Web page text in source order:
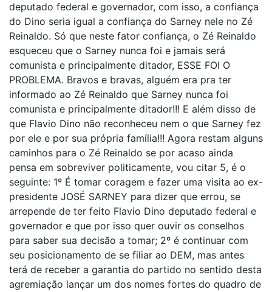
deputado federal e governador, com isso, a confiança
do Dino seria igual a confiança do Sarney nele no Zé
Reinaldo. Só que neste fator confiança, o Zé Reinaldo
esqueceu que o Sarney nunca foi e jamais será
comunista e principalmente ditador, ESSE FOI O
PROBLEMA. Bravos e bravas, alguém era pra ter
informado ao Zé Reinaldo que Sarney nunca foi
comunista e principalmente ditador!!! E além disso de
que Flavio Dino não reconheceu nem o que Sarney fez
por ele e por sua própria família!!! Agora restam alguns
caminhos para o Zé Reinaldo se por acaso ainda
pensa em sobreviver politicamente, vou citar 5, é o
seguinte: 1º É tomar coragem e fazer uma visita ao ex-
presidente JOSÉ SARNEY para dizer que errou, se
arrepende de ter feito Flavio Dino deputado federal e
governador e que por isso quer ouvir os conselhos
para saber sua decisão a tomar; 2º é continuar com
seu posicionamento de se filiar ao DEM, mas antes
terá de receber a garantia do partido no sentido desta
agremiação lançar um dos nomes fortes do quadro de